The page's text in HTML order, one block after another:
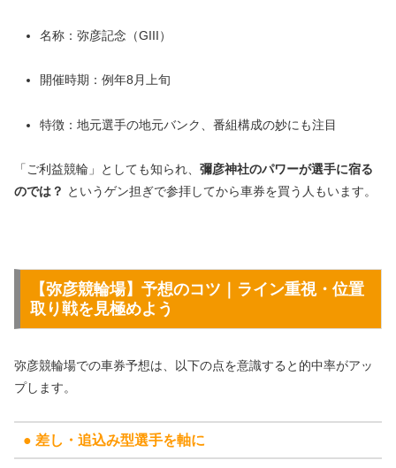
名称：弥彦記念（GIII）
開催時期：例年8月上旬
特徴：地元選手の地元バンク、番組構成の妙にも注目
「ご利益競輪」としても知られ、 彌彦神社のパワーが選手に宿る
のでは？ というゲン担ぎで参拝してから車券を買う人もいます。
【弥彦競輪場】予想のコツ｜ライン重視・位置
取り戦を見極めよう
弥彦競輪場での車券予想は、以下の点を意識すると的中率がアッ
プします。
● 差し・追込み型選手を軸に